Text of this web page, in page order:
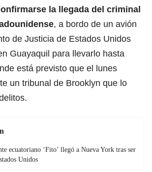
la llegada del criminal
, a bordo de un avión
de Justicia de Estados Unidos
Guayaquil para llevarlo hasta
está previsto que el lunes
un tribunal de Brooklyn que lo
ecuatoriano ‘Fito’ llegó a Nueva York tras ser
Unidos